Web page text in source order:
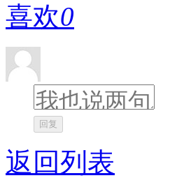
喜欢0
回复
返回列表